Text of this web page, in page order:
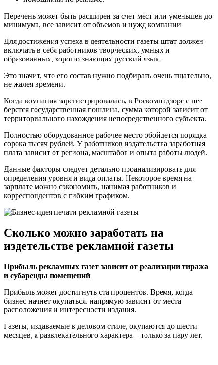
Перечень может быть расширен за счет мест или уменьшен до
минимума, все зависит от объемов и нужд компании.
Для достижения успеха в деятельности газеты штат должен
включать в себя работников творческих, умных и
образованных, хорошо знающих русский язык.
Это значит, что его состав нужно подбирать очень тщательно,
не жалея времени.
Когда компания зарегистрировалась, в Роскомнадзоре с нее
берется государственная пошлина, сумма которой зависит от
территориального нахождения непосредственного субъекта.
Полностью оборудованное рабочее место обойдется порядка
сорока тысяч рублей. У работников издательства заработная
плата зависит от региона, масштабов и опыта работы людей.
Данные факторы следует детально проанализировать для
определения уровня и вида оплаты. Некоторое время на
зарплате можно сэкономить, нанимая работников и
корреспондентов с гибким графиком.
Сколько можно заработать на
издетельстве рекламной газеты
Прибыль рекламных газет зависит от реализации тиража
и субаренды помещений.
Прибыль может достигнуть ста процентов. Время, когда
бизнес начнет окупаться, напрямую зависит от места
расположения и интересности издания.
Газеты, издаваемые в деловом стиле, окупаются до шести
месяцев, а развлекательного характера – только за пару лет.